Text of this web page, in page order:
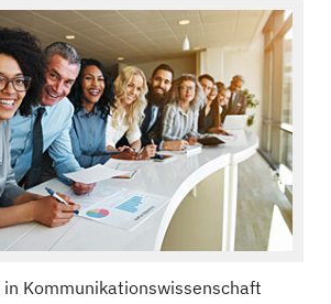
Kommunikationswissenschaft